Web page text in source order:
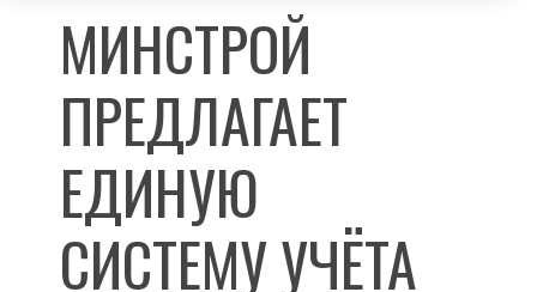
МИНСТРОЙ
ПРЕДЛАГАЕТ
ЕДИНУЮ
СИСТЕМУ УЧЁТА